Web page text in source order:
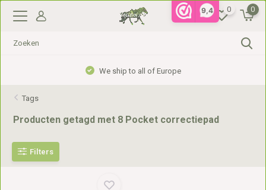
9,4 0 0
We ship to all of Europe
Tags
Producten getagd met 8 Pocket correctiepad
Filters